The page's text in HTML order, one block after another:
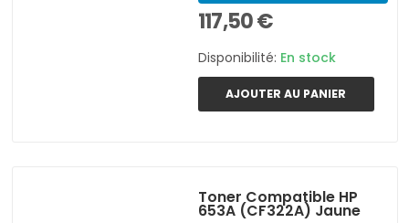
117,50 €
Disponibilité: En stock
AJOUTER AU PANIER
Toner Compatible HP
653A (CF322A) Jaune